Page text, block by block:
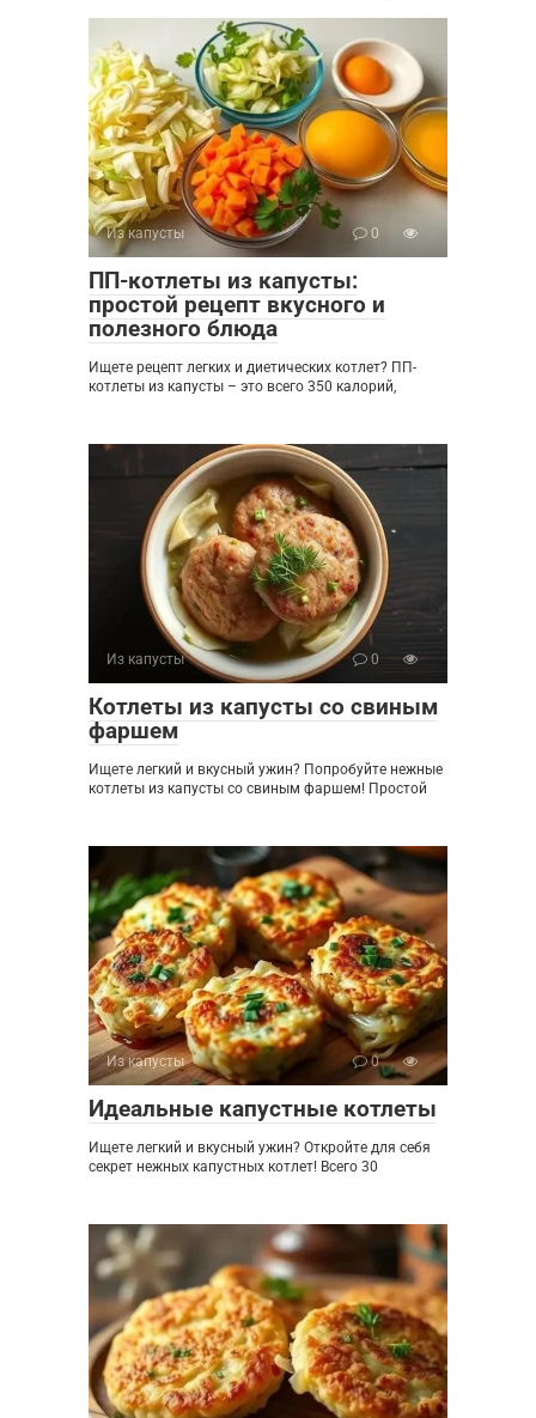
Из капусты 0
ПП-котлеты из капусты:
простой рецепт вкусного и
полезного блюда
Ищете рецепт легких и диетических котлет? ПП-
котлеты из капусты – это всего 350 калорий,
Из капусты 0
Котлеты из капусты со свиным
фаршем
Ищете легкий и вкусный ужин? Попробуйте нежные
котлеты из капусты со свиным фаршем! Простой
Из капусты 0
Идеальные капустные котлеты
Ищете легкий и вкусный ужин? Откройте для себя
секрет нежных капустных котлет! Всего 30